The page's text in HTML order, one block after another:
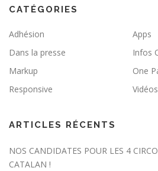
CATÉGORIES
Adhésion
Apps
Dans la presse
Infos
Markup
One
Responsive
Vidéos
ARTICLES RÉCENTS
NOS CANDIDATES POUR LES 4
CATALAN !